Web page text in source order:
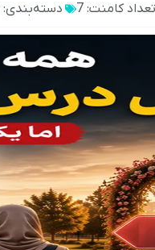
تعداد کامنت: 7 دسته‌بندی: